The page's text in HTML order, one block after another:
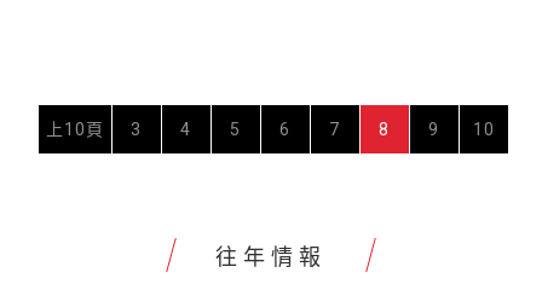
上10頁 3 4 5 6 7 8 9 10
往年情報